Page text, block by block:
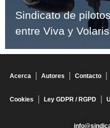
Sindicato de
entre Viva y Volaris
Acerca Autores Contacto
Cookies Ley GDPR / RGPD